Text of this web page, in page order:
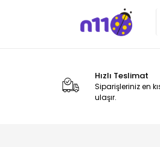
Hızlı Teslimat
Siparişleriniz en
ulaşır.